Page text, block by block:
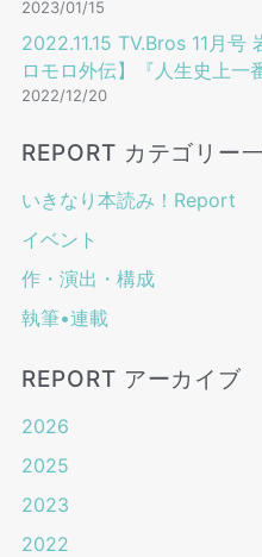
2023/01/15
2022.11.15 TV.Bros 11⽉号
ロモロ外伝】『人生史上一
2022/12/20
REPORT カテゴリー
いきなり本読み！Report
イベント
作・演出・構成
執筆•連載
REPORT アーカイブ
2026
2025
2023
2022